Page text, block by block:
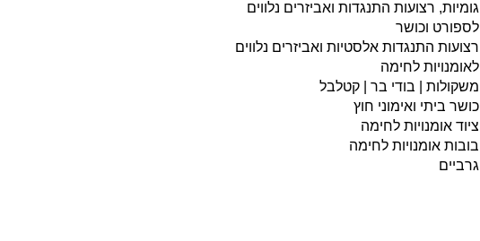
גומיות, רצועות התנגדות ואביזרים נלווים
לספורט וכושר
רצועות התנגדות אלסטיות ואביזרים נלווים
לאומנויות לחימה
משקולות | בודי בר | קטלבל
כושר ביתי ואימוני חוץ
ציוד אומנויות לחימה
בובות אומנויות לחימה
גרביים